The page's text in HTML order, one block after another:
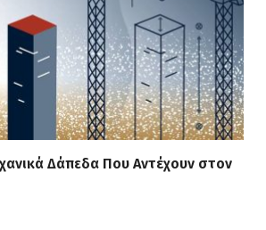
Δάπεδα Που Αντέχουν στον